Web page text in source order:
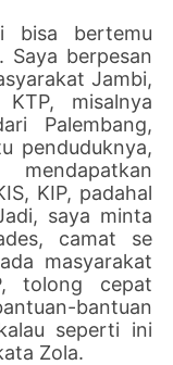
bisa bertemu
Saya berpesan
Jambi,
misalnya
Palembang,
penduduknya,
KIP, padahal
saya minta
camat se
masyarakat
tolong cepat
bantuan
seperti ini
Zola.